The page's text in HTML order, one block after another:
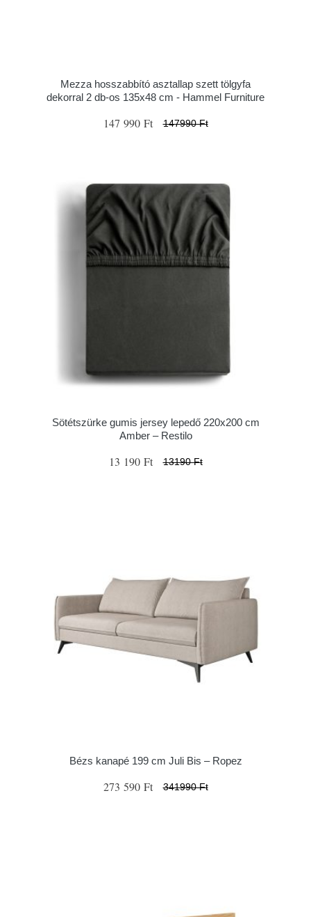
Mezza hosszabbító asztallap szett tölgyfa
dekorral 2 db-os 135x48 cm - Hammel Furniture
147 990 Ft 147990 Ft
Sötétszürke gumis jersey lepedő 220x200 cm
Amber – Restilo
13 190 Ft 13190 Ft
Bézs kanapé 199 cm Juli Bis – Ropez
273 590 Ft 341990 Ft